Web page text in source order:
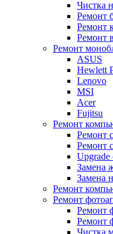
Чистка
Ремонт
Ремонт
Ремонт
Ремонт
ASUS
Hewlett
Lenovo
MSI
Acer
Fujitsu
Ремонт
Ремонт
Ремонт
Upgrade
Замена
Замена
Ремонт
Ремонт
Ремонт
Ремонт
Чистка